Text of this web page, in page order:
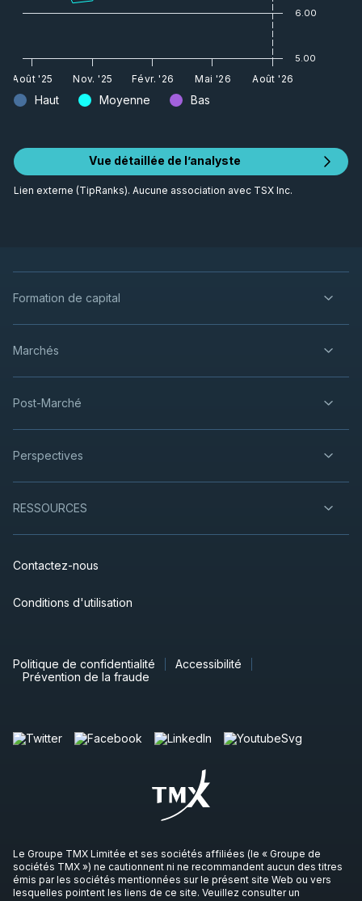
Haut Moyenne Bas
Août '25 Nov. '25 Févr. '26 Mai '26 Août '26
5.00
6.00
Vue détaillée de l’analyste
Lien externe (TipRanks). Aucune association avec TSX Inc.
Formation de capital
Marchés
Post-Marché
Perspectives
RESSOURCES
Contactez-nous
Conditions d'utilisation
Politique de confidentialité
Accessibilité
Prévention de la fraude
Le Groupe TMX Limitée et ses sociétés affiliées (le « Groupe de
sociétés TMX ») ne cautionnent ni ne recommandent aucun des titres
émis par les sociétés mentionnées sur le présent site Web ou vers
lesquelles pointent les liens de ce site. Veuillez consulter un